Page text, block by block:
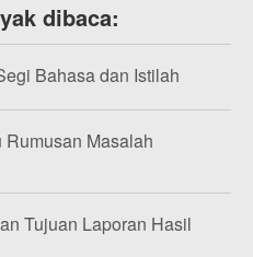
dibaca:
Bahasa dan Istilah
Masalah
Tujuan Laporan Hasil